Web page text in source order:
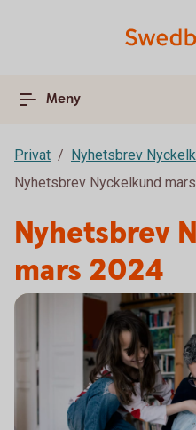
Meny
Privat
Nyhetsbrev
Nyhetsbrev Nyckelkund
Nyhetsbrev
mars 2024